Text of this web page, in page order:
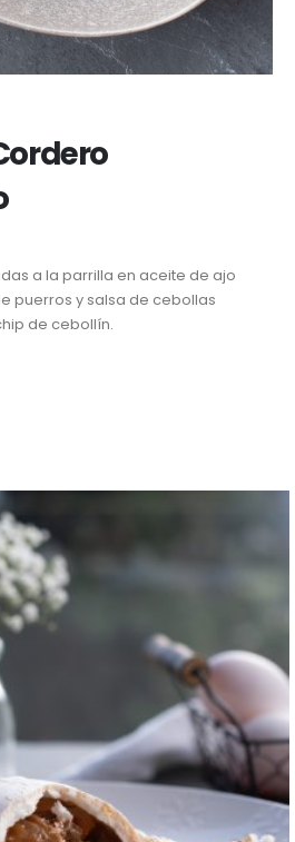
a la parrilla en aceite de ajo
puerros y salsa de cebollas
de cebollín.